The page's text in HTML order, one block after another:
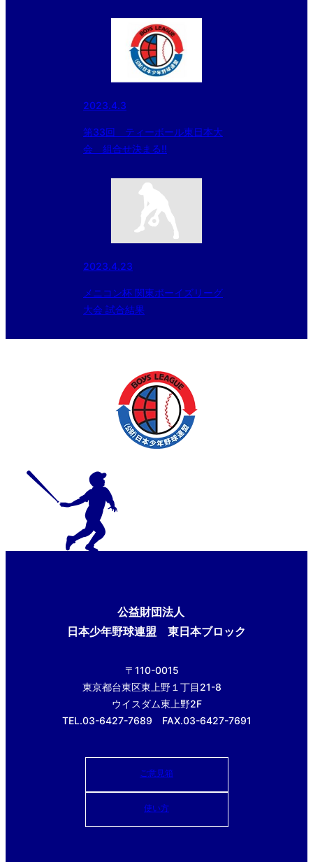
2023.4.3
第33回 ティーボール東日本大
会 組合せ決まる‼︎
2023.4.23
メニコン杯 関東ボーイズリーグ
大会 試合結果
公益財団法人
日本少年野球連盟 東日本ブロック
〒110-0015
東京都台東区東上野１丁目21-8
ウイスダム東上野2F
TEL.03-6427-7689 FAX.03-6427-7691
ご意見箱
使い方